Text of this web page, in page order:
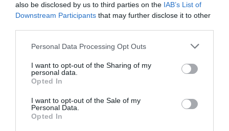
also be disclosed by us to third parties on the IAB’s List of
Downstream Participants that may further disclose it to other
Personal Data Processing Opt Outs
I want to opt-out of the Sharing of my
personal data.
Opted In
I want to opt-out of the Sale of my
Personal Data.
Opted In